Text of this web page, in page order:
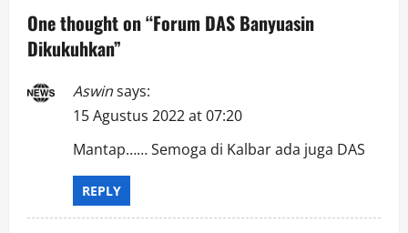
o
n
One thought on “Forum DAS Banyuasin
Dikukuhkan”
Aswinsays:
15 Agustus 2022 at 07:20
Mantap…… Semoga di Kalbar ada juga DAS
REPLY